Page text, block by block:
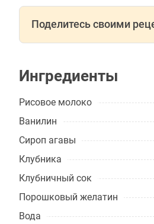
Поделитесь своими
Ингредиенты
Рисовое молоко
Ванилин
Сироп агавы
Клубника
Клубничный сок
Порошковый желатин
Вода